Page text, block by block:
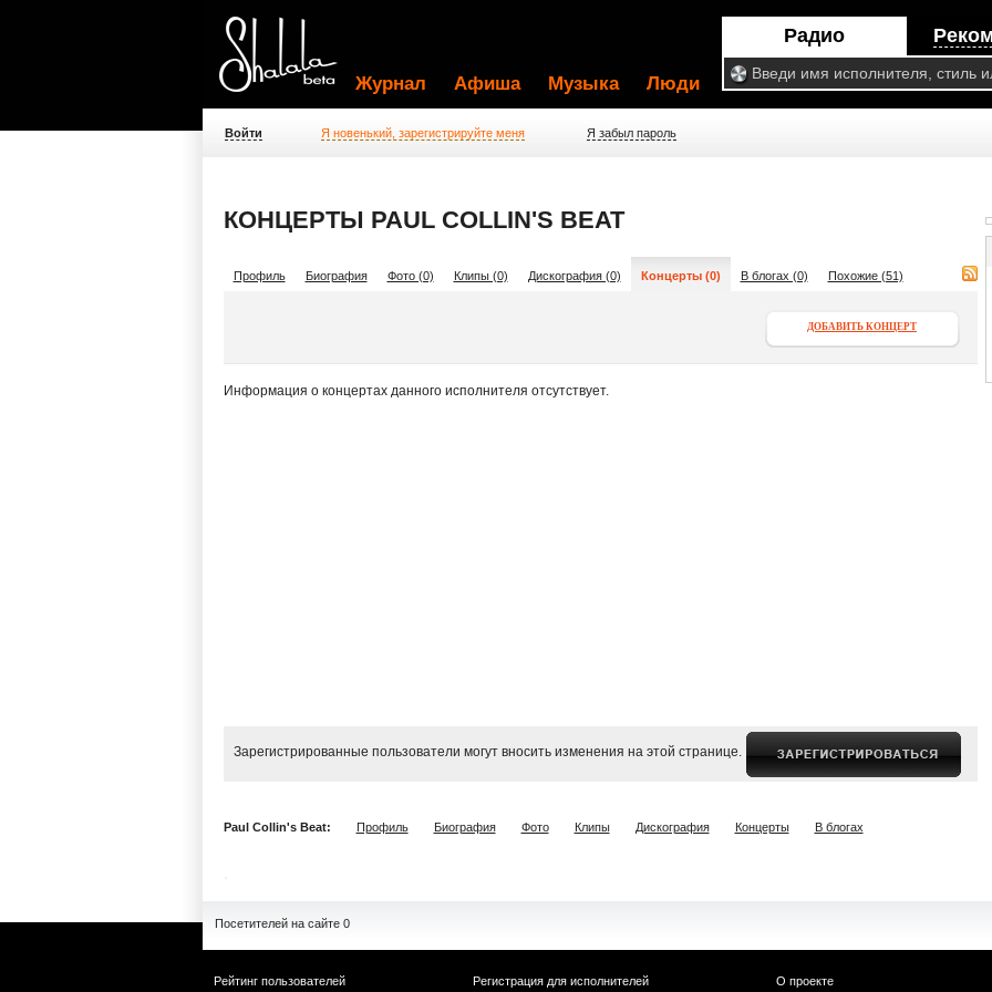
Радио
Журнал Афиша Музыка Люди
Войти Я новенький, зарегистрируйте меня Я забыл пароль
КОНЦЕРТЫ PAUL COLLIN'S BEAT
Профиль Биография Фото (0) Клипы (0) Дискография (0) Концерты (0) В блогах (0) Похожие (51)
ДОБАВИТЬ КОНЦЕРТ
Информация о концертах данного исполнителя отсутствует.
Зарегистрированные пользователи могут вносить изменения на этой странице.
Paul Collin's Beat: Профиль Биография Фото Клипы Дискография Концерты В блогах
Посетителей на сайте 0
Рейтинг пользователей
Регистрация для исполнителей
О проекте